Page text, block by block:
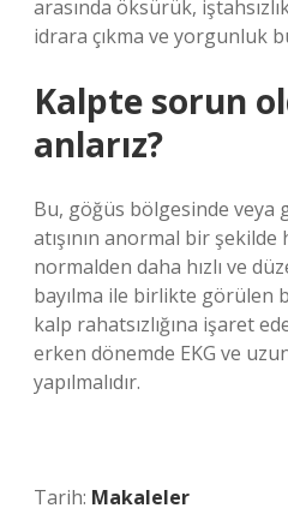
arasında öksürük,
idrara çıkma ve yorgunluk
Kalpte sorun
anlarız?
Bu, göğüs bölgesinde veya
atışının anormal bir
normalden daha hızlı ve
bayılma ile birlikte görülen
kalp rahatsızlığına işaret
erken dönemde EKG ve
yapılmalıdır.
Tarih: Makaleler